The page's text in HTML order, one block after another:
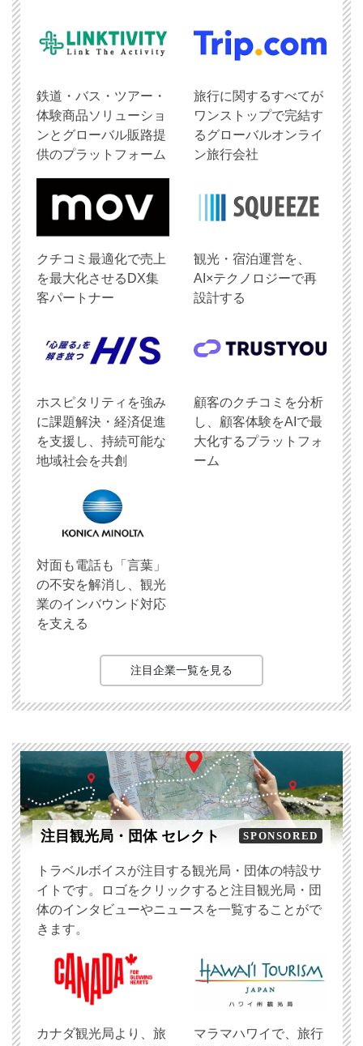
鉄道・バス・ツアー・
体験商品ソリューショ
ンとグローバル販路提
供のプラットフォーム
旅行に関するすべてが
ワンストップで完結す
るグローバルオンライ
ン旅行会社
クチコミ最適化で売上
を最大化させるDX集
客パートナー
観光・宿泊運営を、
AI×テクノロジーで再
設計する
ホスピタリティを強み
に課題解決・経済促進
を支援し、持続可能な
地域社会を共創
顧客のクチコミを分析
し、顧客体験をAIで最
大化するプラットフォ
ーム
対面も電話も「言葉」
の不安を解消し、観光
業のインバウンド対応
を支える
注目企業一覧を見る
注目観光局・団体 セレクト SPONSORED
トラベルボイスが注目する観光局・団体の特設サ
イトです。ロゴをクリックすると注目観光局・団
体のインタビューやニュースを一覧することがで
きます。
​カナダ観光局より、旅
マラマハワイで、旅行